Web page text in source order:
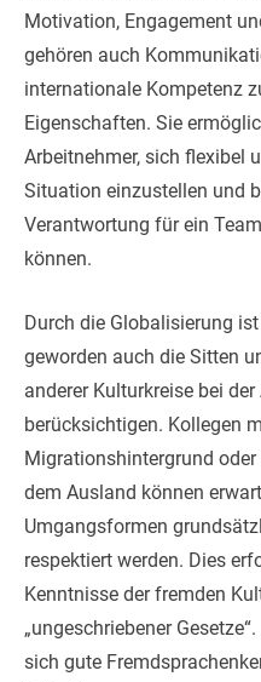
Motivation, Engagement
gehören auch
internationale Kompetenz
Eigenschaften. Sie
Arbeitnehmer, sich flexibel
Situation einzustellen und
Verantwortung für ein
können.
Durch die Globalisierung
geworden auch die Sitten
anderer Kulturkreise bei der
berücksichtigen. Kollegen
Migrationshintergrund
dem Ausland können
Umgangsformen
respektiert werden. Dies
Kenntnisse der fremden
„ungeschriebener
sich gute